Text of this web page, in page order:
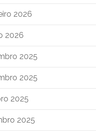
2026
2026
2025
2025
2025
2025